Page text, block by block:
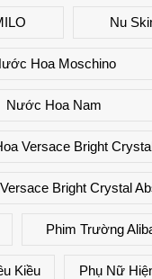
Nu
Hoa Moschino
Nước Hoa Nam
Versace Bright
Bright Crystal
Phim Trường
Kiều Phụ Nữ